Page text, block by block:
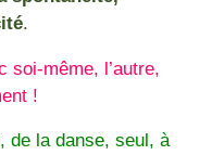
.
soi-même, l’autre,
!
de la danse, seul, à